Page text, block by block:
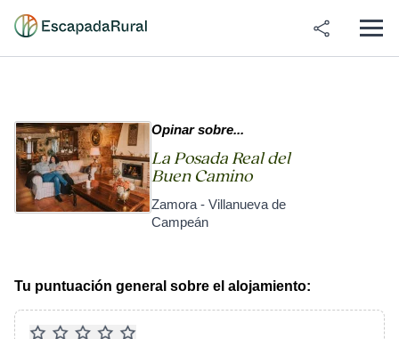
Opinar sobre...
La Posada Real del
Buen Camino
Zamora - Villanueva de
Campeán
Tu puntuación general sobre el alojamiento: